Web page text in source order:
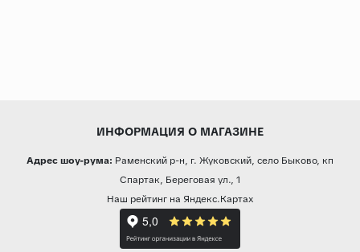
ИНФОРМАЦИЯ О МАГАЗИНЕ
Адрес шоу-рума: Раменский р-н, г. Жуковский, село Быково, кп
Спартак, Береговая ул., 1
Наш рейтинг на Яндекс.Картах